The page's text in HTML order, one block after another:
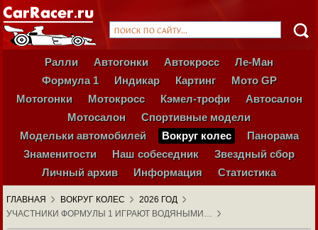
Ралли Автогонки Автокросс
Ле-Ман
Формула 1
Индикар Картинг
Мото GP
Мотогонки
Мотокросс Кэмел-трофи
Автосалон
Мотосалон
Спортивные модели
Модельки автомобилей
Вокруг колес
Панорама
Знаменитости
Наш собеседник
Звездный сбор
Личный архив
Информация Статистика
ГЛАВНАЯ ВОКРУГ КОЛЕС
2026 ГОД
УЧАСТНИКИ ФОРМУЛЫ 1 ИГРАЮТ ВОДЯНЫМИ…